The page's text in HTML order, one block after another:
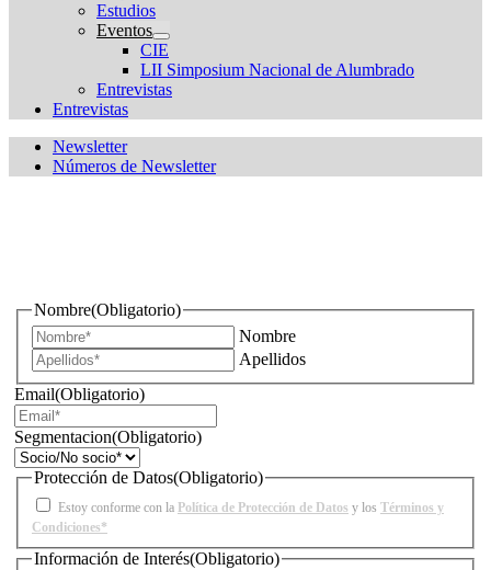
Estudios
Eventos
CIE
LII Simposium Nacional de Alumbrado
Entrevistas
Entrevistas
Newsletter
Números de Newsletter
Nombre(Obligatorio)
Nombre
Apellidos
Email(Obligatorio)
Segmentacion(Obligatorio)
Protección de Datos(Obligatorio)
Estoy conforme con la Política de Protección de Datos y los Términos y
Condiciones*
Información de Interés(Obligatorio)